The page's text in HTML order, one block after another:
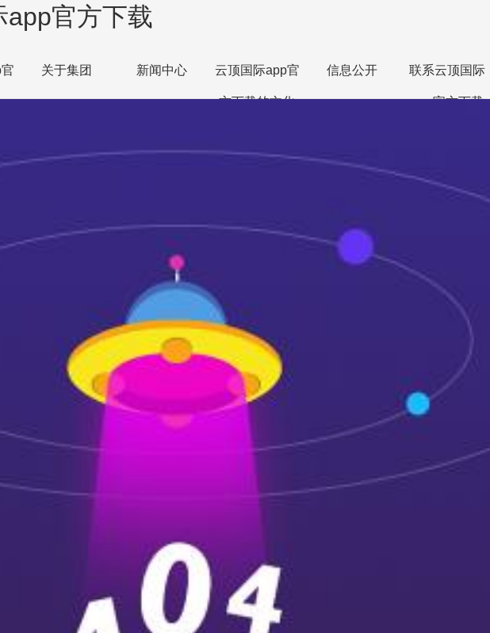
官方下载
关于集团 新闻中心 云顶国际app官
方下载的文化
信息公开 联系云顶国际
app官方下载